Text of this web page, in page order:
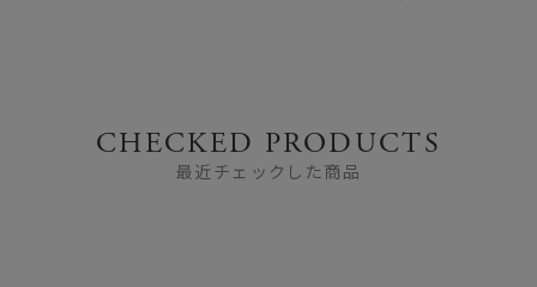
CHECKED PRODUCTS
最近チェックした商品